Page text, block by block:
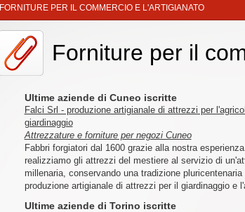
FORNITURE PER IL COMMERCIO E L'ARTIGIANATO
Forniture per il
Ultime aziende di Cuneo iscritte
Falci Srl - produzione artigianale di attrezzi per
giardinaggio
Attrezzature e forniture per negozi Cuneo
Fabbri forgiatori dal 1600 grazie alla nostra esperienza
realizziamo gli attrezzi del mestiere al servizio di
millenaria, conservando una tradizione pluricentenaria
produzione artigianale di attrezzi per il giardinaggio e
Ultime aziende di Torino iscritte